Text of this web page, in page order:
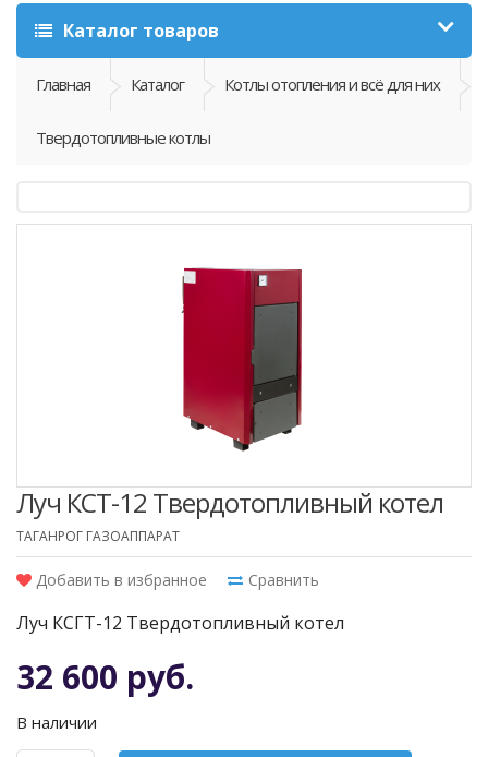
Каталог товаров
Главная Каталог Котлы отопления и всё для них
Твердотопливные котлы
Луч КСТ-12 Твердотопливный котел
ТАГАНРОГ ГАЗОАППАРАТ
Добавить в избранное Сравнить
Луч КСГТ-12 Твердотопливный котел
32 600 руб.
В наличии